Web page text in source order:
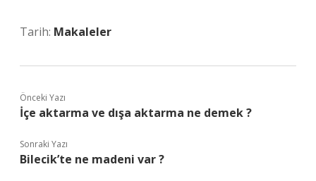
Tarih: Makaleler
Önceki Yazı
İçe aktarma ve dışa aktarma ne demek ?
Sonraki Yazı
Bilecik’te ne madeni var ?